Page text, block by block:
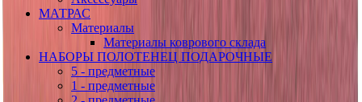
МАТРАС
Материалы
Материалы коврового склада
НАБОРЫ ПОЛОТЕНЕЦ ПОДАРОЧНЫЕ
5 - предметные
1 - предметные